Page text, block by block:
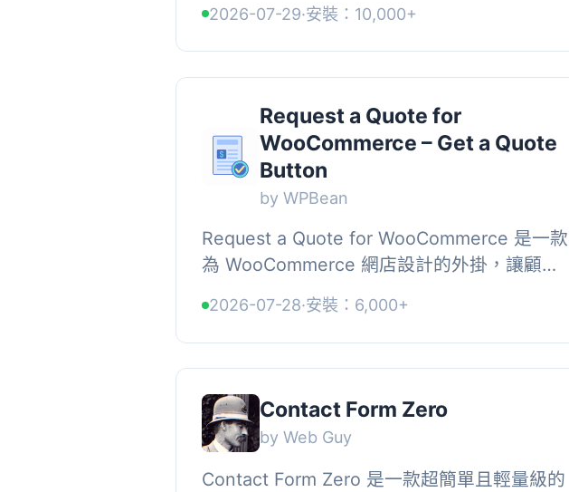
價，適合需要與顧客聯繫的商品或...
2026-07-29·安裝：10,000+
Request a Quote for
WooCommerce – Get a Quote
Button
by WPBean
Request a Quote for WooCommerce 是一款
為 WooCommerce 網店設計的外掛，讓顧客
化產品。透過與 Contact Form 7 和...
2026-07-28·安裝：6,000+
Contact Form Zero
by Web Guy
Contact Form Zero 是一款超簡單且輕量級的